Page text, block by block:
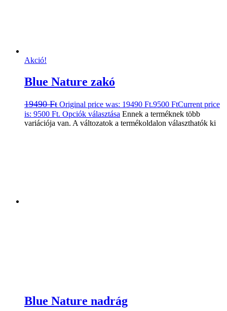
Akció!
Blue Nature zakó
19490Ft Original price was: 19490 Ft.9500 FtCurrent price
is: 9500 Ft. Opciók választása Ennek a terméknek több
variációja van. A változatok a termékoldalon választhatók ki
Blue Nature nadrág